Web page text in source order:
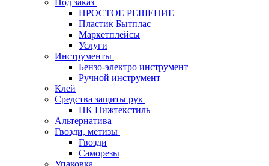
Под заказ
ПРОСТОЕ РЕШЕНИЕ
Пластик Бытплас
Маркетплейсы
Услуги
Инструменты
Бензо-электро инструмент
Ручной инструмент
Клей
Средства защиты рук
ПК Нижтекстиль
Альтернатива
Гвозди, метизы
Гвозди
Саморезы
Упаковка